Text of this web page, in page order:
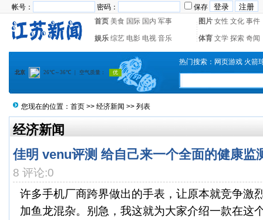
帐号： 密码：
保存
首页 美食 国际 国内 军事 图片 女性 文化 事件
娱乐 综艺 电影 电视 音乐 体育 文学 探索 奇闻
热门搜索： 网页游戏 火箭
您现在的位置： 首页 >> 经济新闻 >> 列表
经济新闻
佳明 venu评测 给自己来一个全面的健康监
8 评论:0
许多手机厂商跨界做出的手表，让原本就竞争激
加鱼龙混杂。别急，我这就为大家介绍一款在这